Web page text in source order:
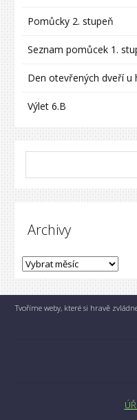
Pomůcky 2. stupeň
Seznam pomůcek 1.
Den otevřených dveří u
Výlet 6.B
Archivy
Tvoříme weby, které si hravě